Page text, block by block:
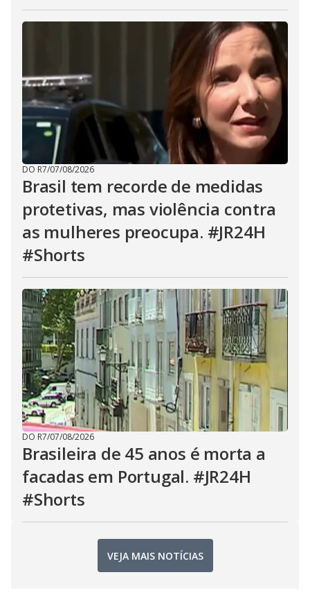
DO R7/07/08/2026
Brasil tem recorde de medidas
protetivas, mas violência contra
as mulheres preocupa. #JR24H
#Shorts
DO R7/07/08/2026
Brasileira de 45 anos é morta a
facadas em Portugal. #JR24H
#Shorts
VEJA MAIS NOTÍCIAS